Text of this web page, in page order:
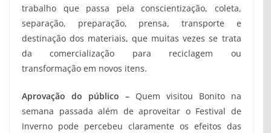
trabalho que passa pela conscientização, coleta,
separação, preparação, prensa, transporte e
destinação dos materiais, que muitas vezes se trata
da comercialização para reciclagem ou
transformação em novos itens.
Aprovação do público – Quem visitou Bonito na
semana passada além de aproveitar o Festival de
Inverno pode percebeu claramente os efeitos das